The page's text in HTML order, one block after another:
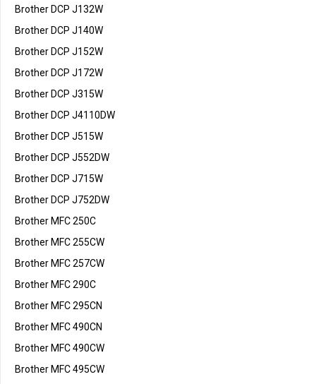
Brother DCP J132W
Brother DCP J140W
Brother DCP J152W
Brother DCP J172W
Brother DCP J315W
Brother DCP J4110DW
Brother DCP J515W
Brother DCP J552DW
Brother DCP J715W
Brother DCP J752DW
Brother MFC 250C
Brother MFC 255CW
Brother MFC 257CW
Brother MFC 290C
Brother MFC 295CN
Brother MFC 490CN
Brother MFC 490CW
Brother MFC 495CW